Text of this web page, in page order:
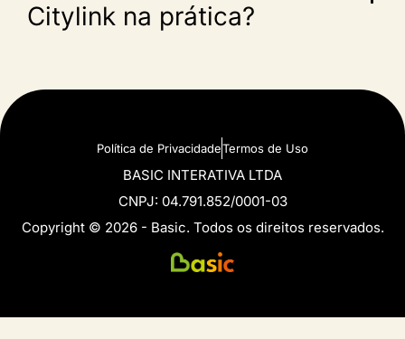
Citylink na prática?
Política de PrivacidadeTermos de Uso
BASIC INTERATIVA LTDA
CNPJ: 04.791.852/0001-03
Copyright © 2026 - Basic. Todos os direitos reservados.